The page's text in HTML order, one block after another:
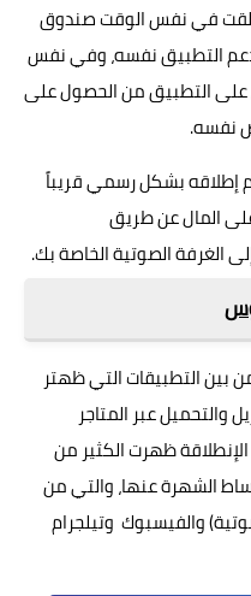
في نفس الوقت صندوق
التطبيق نفسه، وفي نفس
على التطبيق من الحصول على
نفسه.
إطلاقه بشكل رسمي قريباً
المال عن طريق
الغرفة الصوتية الخاصة بك.
بين التطبيقات التي ظهتر
والتحميل عبر المتاجر
ظهرت الكثير من
الشهرة عنها، والتي من
والفيسبوك وتيلجرام